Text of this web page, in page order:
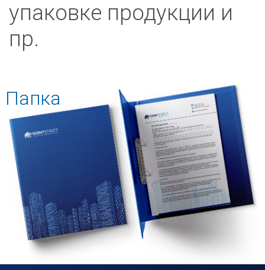
упаковке продукции и
пр.
Папка